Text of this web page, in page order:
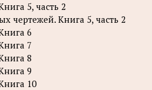
5, часть 2
чертежей. Книга 5, часть 2
6
7
8
9
10